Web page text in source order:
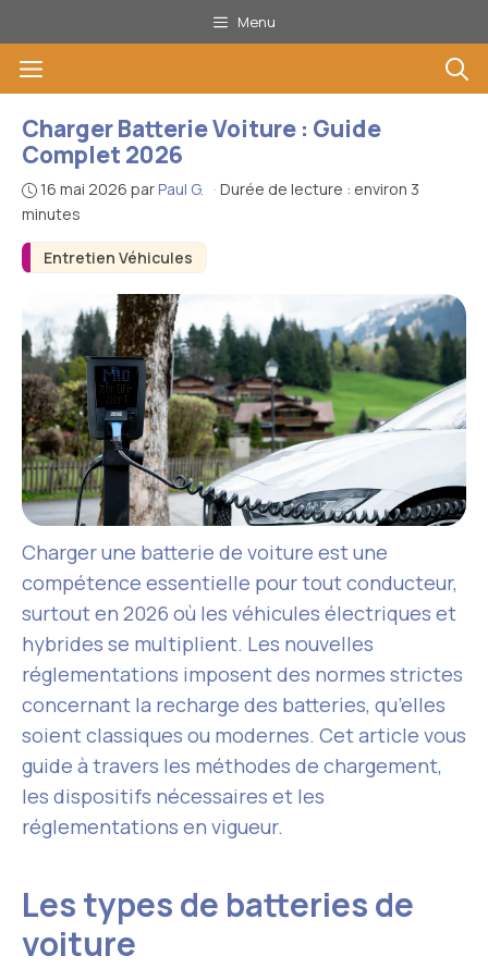
au
contenu
Menu
Menu
Entretien Véhicules
Charger Batterie Voiture : Guide
Complet 2026
16 mai 2026 par Paul G. · Durée de lecture : environ 3
minutes
Charger une batterie de voiture est une
compétence essentielle pour tout conducteur,
surtout en 2026 où les véhicules électriques et
hybrides se multiplient. Les nouvelles
réglementations imposent des normes strictes
concernant la recharge des batteries, qu’elles
soient classiques ou modernes. Cet article vous
guide à travers les méthodes de chargement,
les dispositifs nécessaires et les
réglementations en vigueur.
Les types de batteries de
voiture